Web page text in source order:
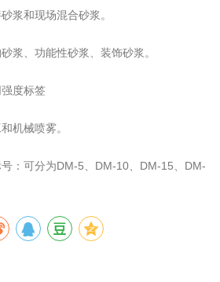
浆和现场混合砂浆。
浆、功能性砂浆、装饰砂浆。
度标签
机械喷雾。
：可分为DM-5、DM-10、DM-15、DM-